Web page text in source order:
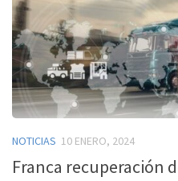
NOTICIAS 10 ENERO, 2024
Franca recuperación